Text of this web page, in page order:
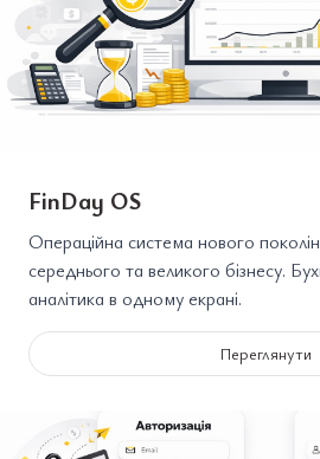
FinDay OS
Операційна система нового
середнього та великого бізнесу.
аналітика в одному екрані.
Переглянути